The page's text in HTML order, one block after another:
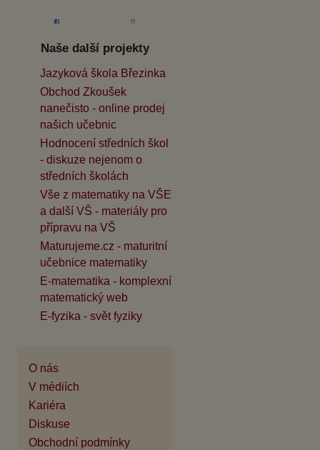
Naše další projekty
Jazyková škola Březinka
Obchod Zkoušek
nanečisto - online prodej
našich učebnic
Hodnocení středních škol
- diskuze nejenom o
středních školách
Vše z matematiky na VŠE
a další VŠ - materiály pro
přípravu na VŠ
Maturujeme.cz - maturitní
učebnice matematiky
E-matematika - komplexní
matematický web
E-fyzika - svět fyziky
O nás
V médiích
Kariéra
Diskuse
Obchodní podmínky